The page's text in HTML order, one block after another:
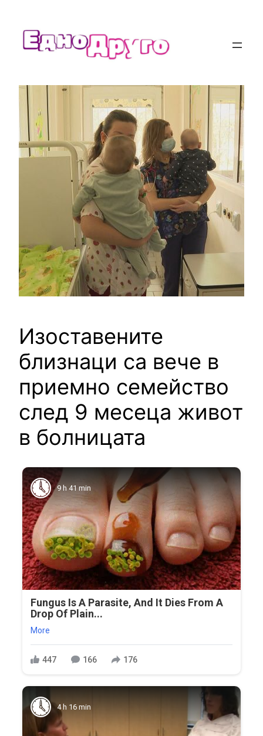
съдържанието
Изоставените
близнаци са вече в
приемно семейство
след 9 месеца живот
в болницата
9 h 41 min
Fungus Is A Parasite, And It Dies From A
Drop Of Plain...
More
447 166 176
4 h 16 min